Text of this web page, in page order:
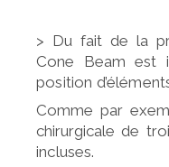
> Du fait de la
Cone Beam est
position
Comme par
chirurgicale de
incluses.